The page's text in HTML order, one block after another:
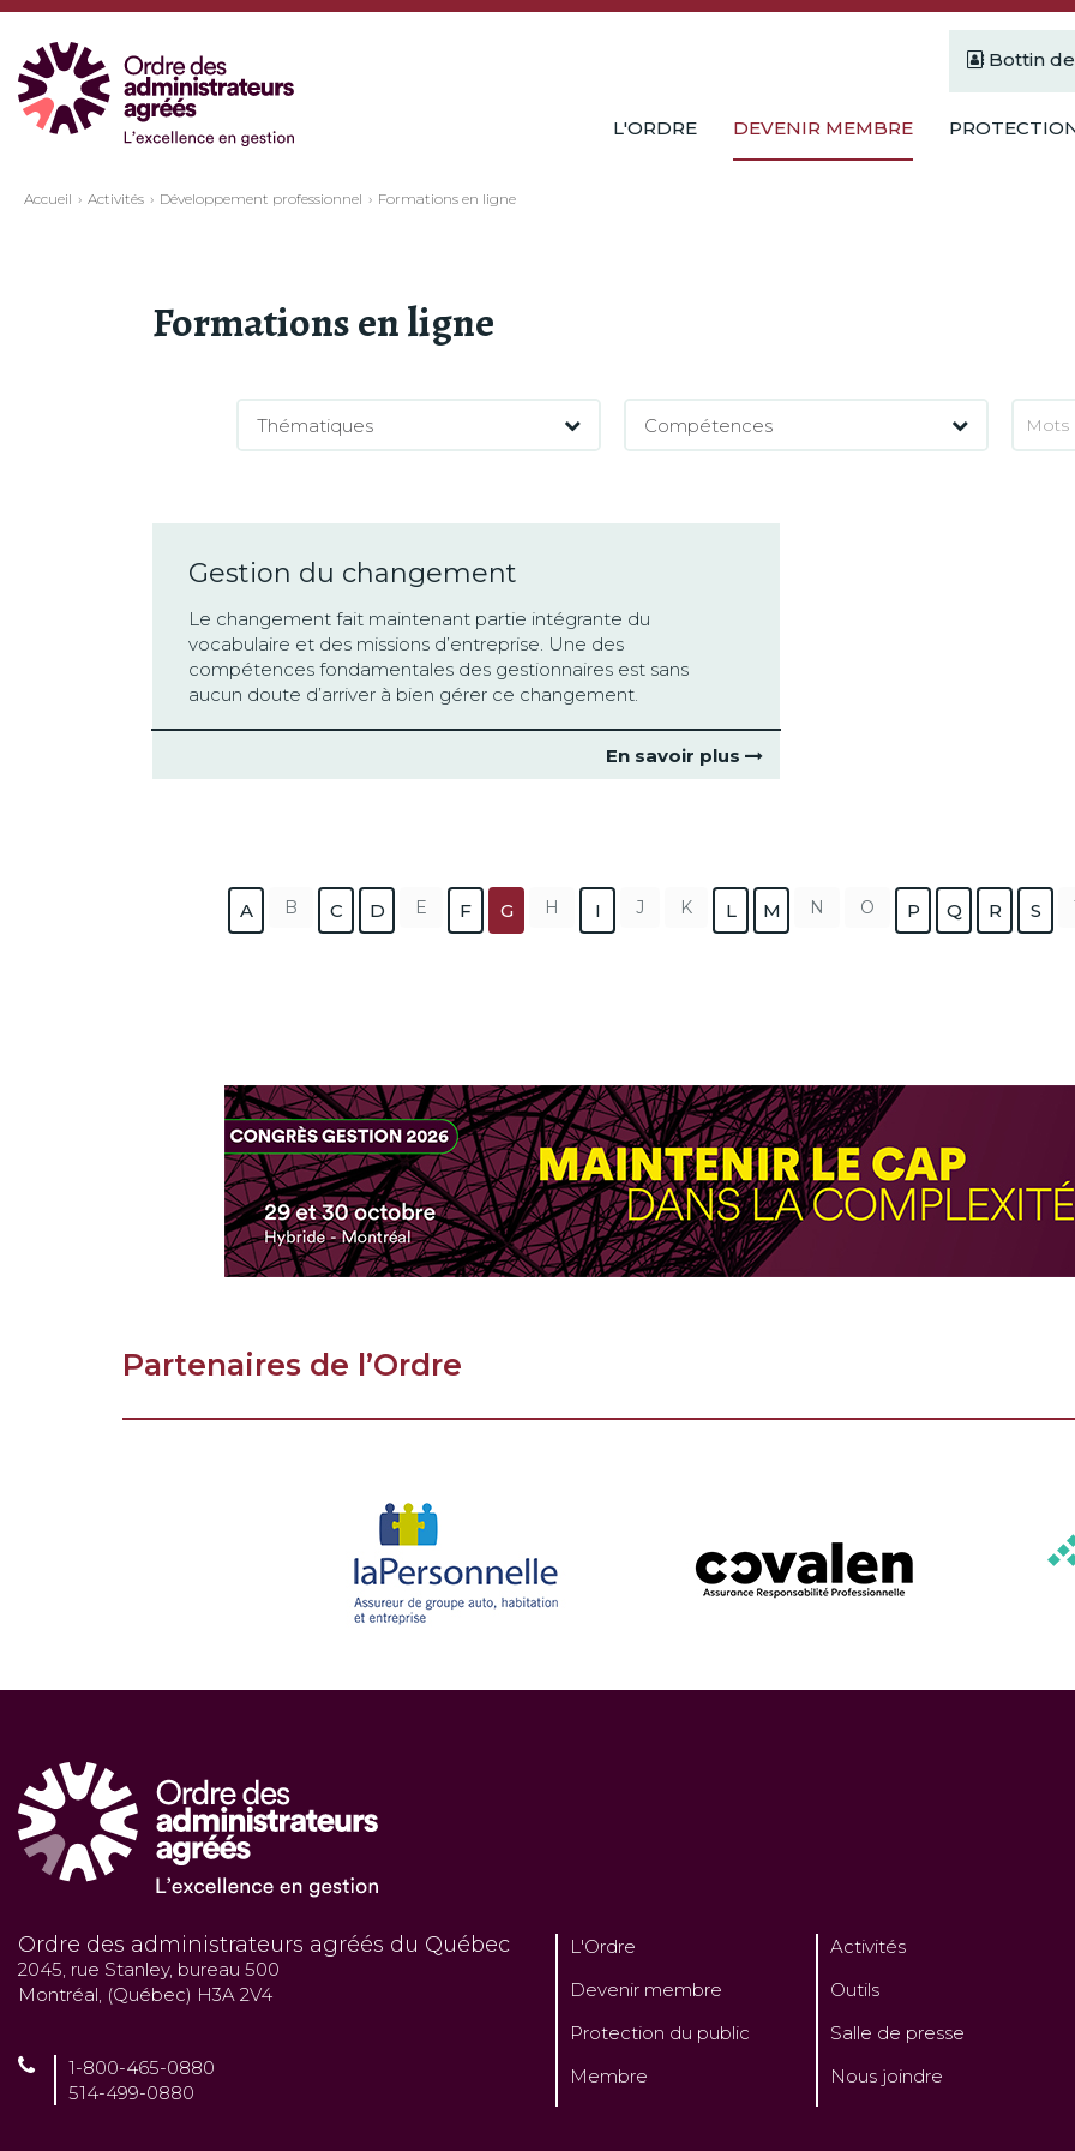
Bottin
L'ORDRE DEVENIR MEMBRE
Accueil Activités Développement professionnel Formations en ligne
Formations en ligne
Gestion du changement
Le changement fait maintenant partie intégrante du
vocabulaire et des missions d’entreprise. Une des
compétences fondamentales des gestionnaires est sans
aucun doute d’arriver à bien gérer ce changement.
En savoir plus
A B C D E F G H I J K L M N O P Q R S
Partenaires de l’Ordre
Ordre des administrateurs agréés du Québec
2045, rue Stanley, bureau 500
Montréal, (Québec) H3A 2V4
1-800-465-0880
514-499-0880
L'Ordre
Devenir membre
Protection du public
Membre
Activités
Outils
Salle de presse
Nous joindre